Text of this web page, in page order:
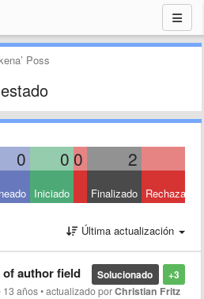
Poss
0 0 0 2
Iniciado Finalizado Rechazado
Última actualización
+3
Solucionado
author field
13 años•actualizado porChristian Fritz